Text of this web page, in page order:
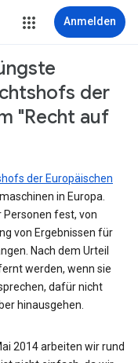
Anmelden
der
"Recht auf
der Europäischen
in Europa.
Personen fest, von
von Ergebnissen für
Nach dem Urteil
werden, wenn sie
dafür nicht
hinausgehen.
2014 arbeiten wir rund